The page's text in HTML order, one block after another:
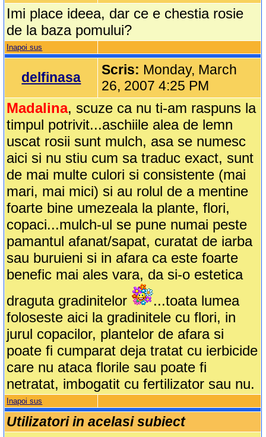
Imi place ideea, dar ce e chestia rosie
de la baza pomului?
Inapoi sus
delfinasa Scris: Monday, March
26, 2007 4:25 PM
Madalina, scuze ca nu ti-am raspuns la
timpul potrivit...aschiile alea de lemn
uscat rosii sunt mulch, asa se numesc
aici si nu stiu cum sa traduc exact, sunt
de mai multe culori si consistente (mai
mari, mai mici) si au rolul de a mentine
foarte bine umezeala la plante, flori,
copaci...mulch-ul se pune numai peste
pamantul afanat/sapat, curatat de iarba
sau buruieni si in afara ca este foarte
benefic mai ales vara, da si-o estetica
draguta gradinitelor
...toata lumea
foloseste aici la gradinitele cu flori, in
jurul copacilor, plantelor de afara si
poate fi cumparat deja tratat cu ierbicide
care nu ataca florile sau poate fi
netratat, imbogatit cu fertilizator sau nu.
Inapoi sus
Utilizatori in acelasi subiect